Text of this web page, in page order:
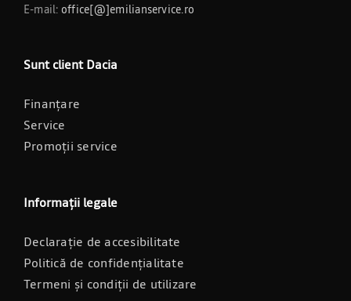
E-mail: office[@]emilianservice.ro
Sunt client Dacia
Finanțare
Service
Promoții service
Informații legale
Declarație de accesibilitate
Politică de confidențialitate
Termeni și condiții de utilizare